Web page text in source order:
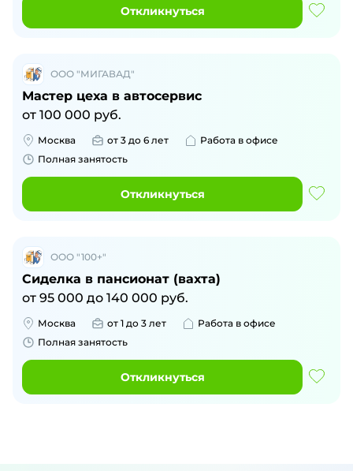
Откликнуться
ООО "МИГАВАД"
Мастер цеха в автосервис
от 100 000 руб.
Москва от 3 до 6 лет
Работа в офисе
Полная занятость
Откликнуться
ООО "100+"
Сиделка в пансионат (вахта)
от 95 000 до 140 000 руб.
Москва от 1 до 3 лет
Работа в офисе
Полная занятость
Откликнуться